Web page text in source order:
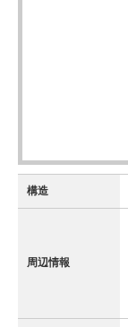
構造
周辺情報